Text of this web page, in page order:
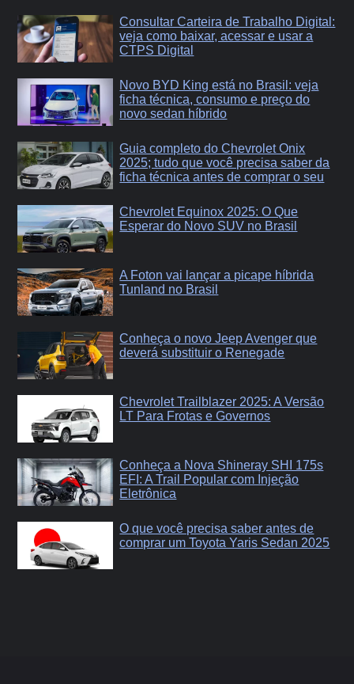
Consultar Carteira de Trabalho Digital:
veja como baixar, acessar e usar a
CTPS Digital
Novo BYD King está no Brasil: veja
ficha técnica, consumo e preço do
novo sedan híbrido
Guia completo do Chevrolet Onix
2025; tudo que você precisa saber da
ficha técnica antes de comprar o seu
Chevrolet Equinox 2025: O Que
Esperar do Novo SUV no Brasil
A Foton vai lançar a picape híbrida
Tunland no Brasil
Conheça o novo Jeep Avenger que
deverá substituir o Renegade
Chevrolet Trailblazer 2025: A Versão
LT Para Frotas e Governos
Conheça a Nova Shineray SHI 175s
EFI: A Trail Popular com Injeção
Eletrônica
O que você precisa saber antes de
comprar um Toyota Yaris Sedan 2025